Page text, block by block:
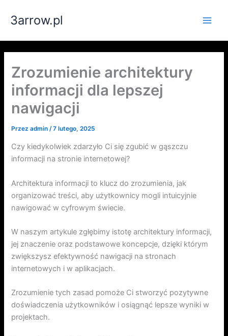
3arrow.pl
Zrozumienie architektury
informacji dla lepszej
nawigacji
Przezadmin /7 lutego, 2025
Czy kiedykolwiek zdarzyło Ci się zgubić w gąszczu
informacji na stronie internetowej?
Architektura informacji to klucz do zrozumienia, jak
organizować treści, aby użytkownicy mogli intuicyjnie
nawigować w cyfrowym świecie.
W naszym artykule zgłębimy istotę architektury informacji,
jej znaczenie oraz podstawowe koncepcje, dzięki którym
zwiększysz efektywność nawigacji na stronach
internetowych i w aplikacjach.
Zrozumienie tych zasad pomoże Ci stworzyć pozytywne
doświadczenia użytkowników i osiągnąć lepsze wyniki w
projektach.